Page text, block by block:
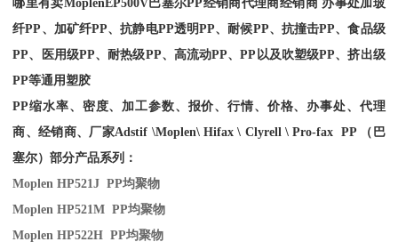
哪里有卖MoplenEP500V巴塞尔PP经销商代理商经销商 办事处加玻
纤PP、加矿纤PP、抗静电PP透明PP、耐候PP、抗撞击PP、食品级
PP、医用级PP、耐热级PP、高流动PP、PP以及吹塑级PP、挤出级
PP等通用塑胶
PP缩水率、密度、加工参数、报价、行情、价格、办事处、代理
商、经销商、厂家Adstif \Moplen\ Hifax \ Clyrell \ Pro-fax PP （巴
塞尔）部分产品系列：
Moplen HP521J PP均聚物
Moplen HP521M PP均聚物
Moplen HP522H PP均聚物